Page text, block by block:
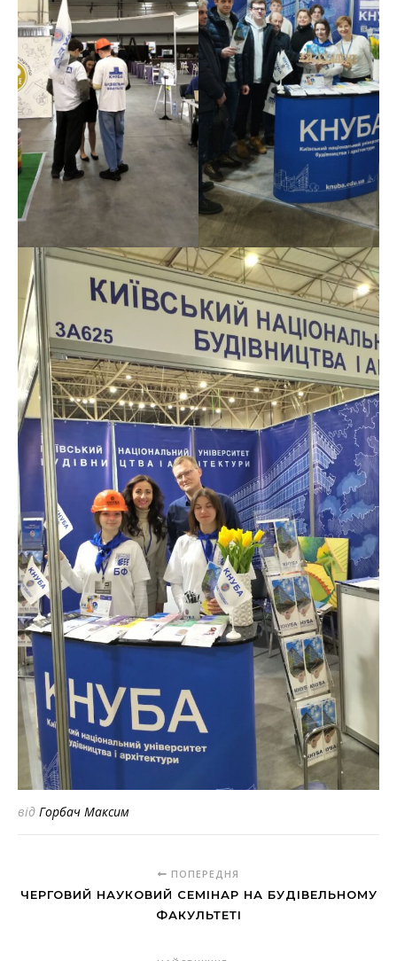
від Горбач Максим
ПОПЕРЕДНЯ
ЧЕРГОВИЙ НАУКОВИЙ СЕМІНАР НА БУДІВЕЛЬНОМУ
ФАКУЛЬТЕТІ